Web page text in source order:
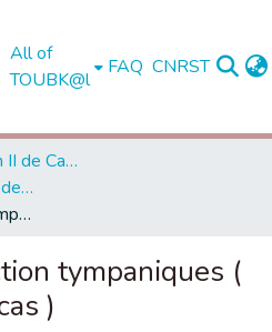
All of
TOUBK@l
FAQ CNRST
Université Hassan II de Casablanca
Faculté de Médecine et de Pharmacie - Casablanca
Poches de rétraction tympaniques ( A propos de 76 cas )
tympaniques (
)